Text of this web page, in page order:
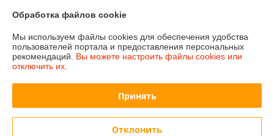
Регистрационный номер ЕГР: 193017016
УНП: 193017016
Регистрационный орган: Мингорисполком
Ссылка на свидетельство/лицензию
Местонахождение книги жалоб и предложений: Беларусь, г.Минск,
Обработка файлов cookie
Мы используем файлы cookies для обеспечения удобства
пользователей портала и предоставления персональных
рекомендаций. Вы можете настроить файлы cookies или
отключить их.
Принять
Отклонить